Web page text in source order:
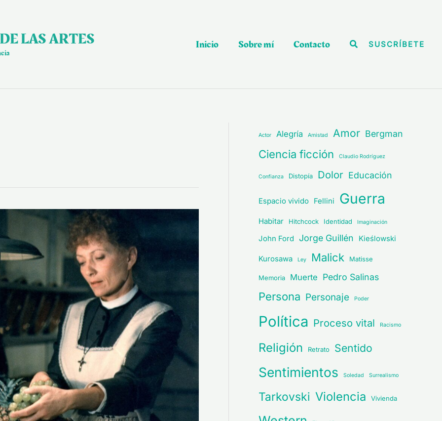
LAS ARTES Inicio Sobre mí Contacto BuscarSUSCRÍBETE
Actor Alegría Amistad Amor Bergman
Ciencia ficción Claudio Rodríguez
Confianza Distopía Dolor Educación
Espacio vivido Fellini Guerra
Habitar Hitchcock Identidad Imaginación
John Ford Jorge Guillén Kieślowski
Kurosawa Ley Malick Matisse
Memoria Muerte Pedro Salinas
Persona Personaje Poder
Política Proceso vital Racismo
Religión Retrato Sentido
Sentimientos Soledad Surrealismo
Tarkovski Violencia Vivienda